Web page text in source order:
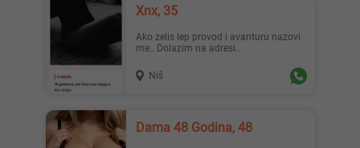
Xnx, 35
Ako zelis lep provod i avanturu nazovi
me.. Dolazim na adresi..
Niš
Dama 48 Godina, 48